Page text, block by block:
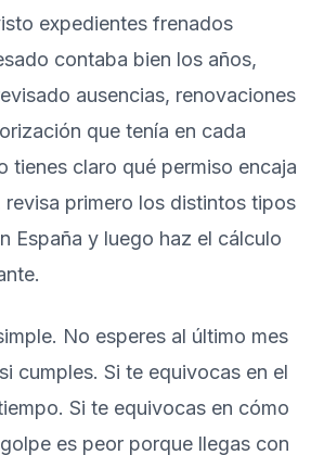
expedientes frenados
contaba bien los años,
ausencias, renovaciones
que tenía en cada
tienes claro qué permiso encaja
primero los distintos tipos
España y luego haz el cálculo
No esperes al último mes
cumples. Si te equivocas en el
Si te equivocas en cómo
es peor porque llegas con